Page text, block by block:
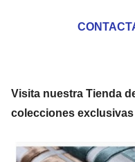
Visita nuestra Tienda
colecciones